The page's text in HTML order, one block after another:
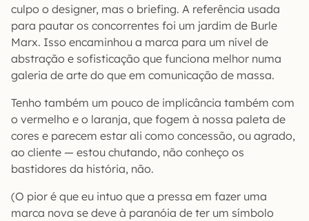
culpo o designer, mas o briefing. A referência usada
para pautar os concorrentes foi um jardim de Burle
Marx. Isso encaminhou a marca para um nível de
abstração e sofisticação que funciona melhor numa
galeria de arte do que em comunicação de massa.
Tenho também um pouco de implicância também com
o vermelho e o laranja, que fogem à nossa paleta de
cores e parecem estar ali como concessão, ou agrado,
ao cliente — estou chutando, não conheço os
bastidores da história, não.
(O pior é que eu intuo que a pressa em fazer uma
marca nova se deve à paranóia de ter um símbolo